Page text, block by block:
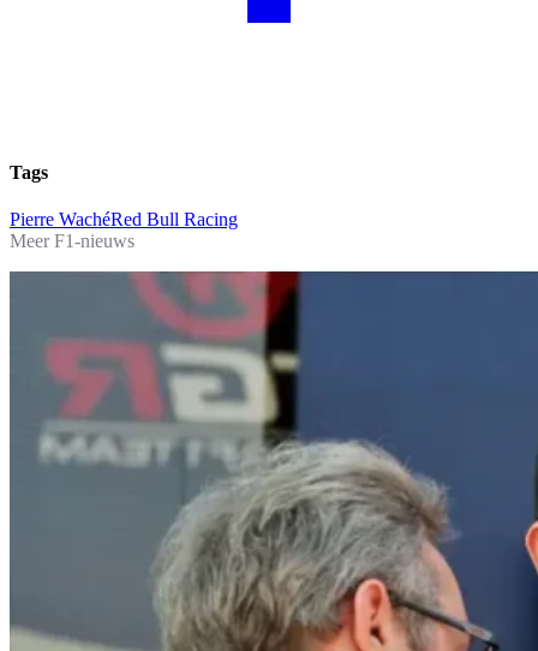
Tags
Pierre WachéRed Bull Racing
Meer F1-nieuws